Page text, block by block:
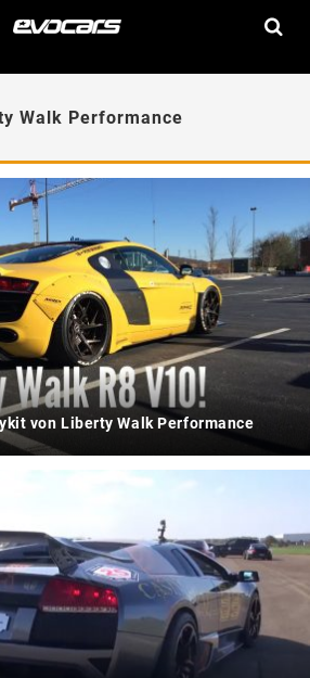
Walk Performance
von Liberty Walk Performance